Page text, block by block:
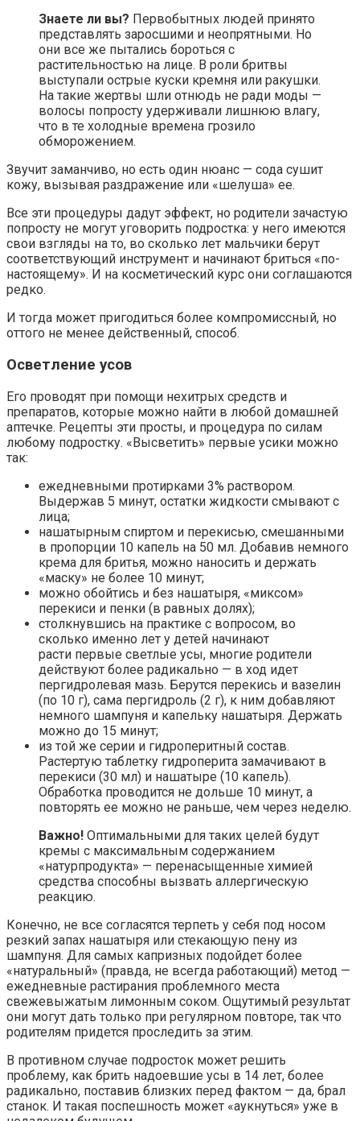
Знаете ли вы? Первобытных людей принято
представлять заросшими и неопрятными. Но
они все же пытались бороться с
растительностью на лице. В роли бритвы
выступали острые куски кремня или ракушки.
На такие жертвы шли отнюдь не ради моды —
волосы попросту удерживали лишнюю влагу,
что в те холодные времена грозило
обморожением.
Звучит заманчиво, но есть один нюанс — сода сушит
кожу, вызывая раздражение или «шелуша» ее.
Все эти процедуры дадут эффект, но родители зачастую
попросту не могут уговорить подростка: у него имеются
свои взгляды на то, во сколько лет мальчики берут
соответствующий инструмент и начинают бриться «по-
настоящему». И на косметический курс они соглашаются
редко.
И тогда может пригодиться более компромиссный, но
оттого не менее действенный, способ.
Осветление усов
Его проводят при помощи нехитрых средств и
препаратов, которые можно найти в любой домашней
аптечке. Рецепты эти просты, и процедура по силам
любому подростку. «Высветить» первые усики можно
так:
ежедневными протирками 3% раствором.
Выдержав 5 минут, остатки жидкости смывают с
лица;
нашатырным спиртом и перекисью, смешанными
в пропорции 10 капель на 50 мл. Добавив немного
крема для бритья, можно наносить и держать
«маску» не более 10 минут;
можно обойтись и без нашатыря, «миксом»
перекиси и пенки (в равных долях);
столкнувшись на практике с вопросом, во
сколько именно лет у детей начинают
расти первые светлые усы, многие родители
действуют более радикально — в ход идет
пергидролевая мазь. Берутся перекись и вазелин
(по 10 г), сама пергидроль (2 г), к ним добавляют
немного шампуня и капельку нашатыря. Держать
можно до 15 минут;
из той же серии и гидроперитный состав.
Растертую таблетку гидроперита замачивают в
перекиси (30 мл) и нашатыре (10 капель).
Обработка проводится не дольше 10 минут, а
повторять ее можно не раньше, чем через неделю.
Важно! Оптимальными для таких целей будут
кремы с максимальным содержанием
«натурпродукта» — перенасыщенные химией
средства способны вызвать аллергическую
реакцию.
Конечно, не все согласятся терпеть у себя под носом
резкий запах нашатыря или стекающую пену из
шампуня. Для самых капризных подойдет более
«натуральный» (правда, не всегда работающий) метод —
ежедневные растирания проблемного места
свежевыжатым лимонным соком. Ощутимый результат
они могут дать только при регулярном повторе, так что
родителям придется проследить за этим.
В противном случае подросток может решить
проблему, как брить надоевшие усы в 14 лет, более
радикально, поставив близких перед фактом — да, брал
станок. И такая поспешность может «аукнуться» уже в